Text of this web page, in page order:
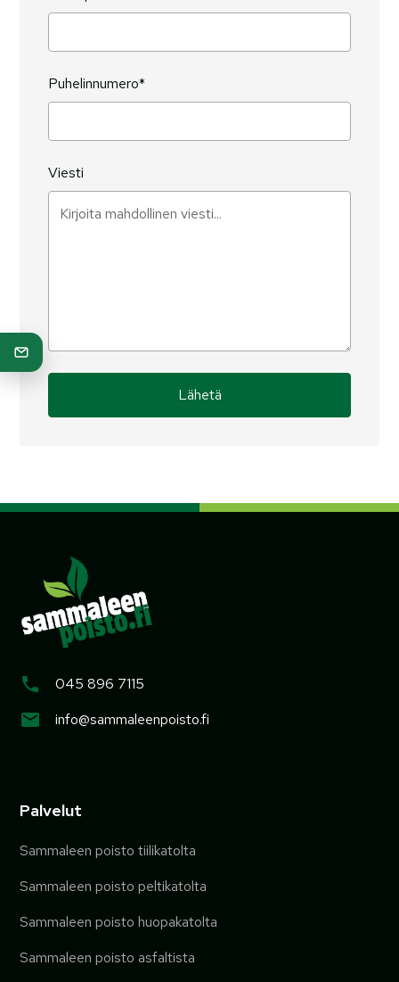
Puhelinnumero*
Viesti
045 896 7115
info@sammaleenpoisto.fi
Palvelut
Sammaleen poisto tiilikatolta
Sammaleen poisto peltikatolta
Sammaleen poisto huopakatolta
Sammaleen poisto asfaltista